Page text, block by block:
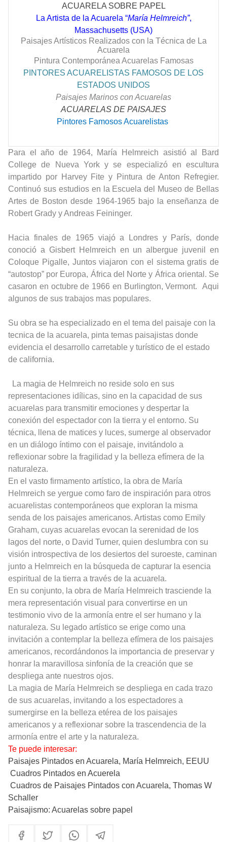
ACUARELA SOBRE PAPEL
La Artista de la Acuarela “María Helmreich”,
Massachusetts (USA)
Paisajes Artísticos Realizados con la Técnica de La
Acuarela
Pintura Contemporánea Acuarelas Famosas
PINTORES ACUARELISTAS FAMOSOS DE LOS
ESTADOS UNIDOS
Paisajes Marinos con Acuarelas
ACUARELAS DE PAISAJES
Pintores Famosos Acuarelistas
Para el año de 1964, María Helmreich asistió al Bard
College de Nueva York y se especializó en escultura
impartido por Harvey Fite y Pintura de Anton Refregier.
Continuó sus estudios en la Escuela del Museo de Bellas
Artes de Boston desde 1964-1965 bajo la enseñanza de
Robert Grady y Andreas Feininger.
Hacia finales de 1965 viajó a Londres y París, donde
conoció a Gisbert Helmreich en un albergue juvenil en
Coloque Pigalle, Juntos viajaron con el sistema gratis de
“autostop” por Europa, África del Norte y África oriental. Se
casaron en octubre de 1966 en Burlington, Vermont. Aqui
algunos de sus trabajos mas populares.
Su obra se ha especializado en el tema del paisaje con la
tecnica de la acuarela, pinta temas paisajistas donde
evidencia el desarrollo carretable y turístico de el estado
de california.
La magia de Helmreich no reside solo en sus
representaciones idílicas, sino en la capacidad de sus
acuarelas para transmitir emociones y despertar la
conexión del espectador con la tierra y el entorno. Su
técnica, llena de matices y luces, sumerge al observador
en un diálogo íntimo con el paisaje, invitándolo a
reflexionar sobre la fragilidad y la belleza efímera de la
naturaleza.
En el vasto firmamento artístico, la obra de María
Helmreich se yergue como faro de inspiración para otros
acuarelistas contemporáneos que exploran la misma
senda de los paisajes americanos. Artistas como Emily
Graham, cuyas acuarelas evocan la serenidad de los
lagos del norte, o David Turner, quien deslumbra con su
visión introspectiva de los desiertos del suroeste, caminan
junto a Helmreich en la búsqueda de capturar la esencia
espiritual de la tierra a través de la acuarela.
En su conjunto, la obra de María Helmreich trasciende la
mera representación visual para convertirse en un
testimonio vivo de la armonía entre el ser humano y la
naturaleza. Su legado artístico se erige como una
invitación a contemplar la belleza efímera de los paisajes
americanos, recordándonos la importancia de preservar y
honrar la maravillosa sinfonía de la creación que se
despliega ante nuestros ojos.
La magia de María Helmreich se despliega en cada trazo
de sus acuarelas, invitando a los espectadores a
sumergirse en la belleza etérea de los paisajes
americanos y a reflexionar sobre la trascendencia de la
armonía entre el arte y la naturaleza.
Te puede interesar:
Paisajes Pintados en Acuarela, María Helmreich, EEUU
Cuadros Pintados en Acuerela
Cuadros de Paisajes Pintados con Acuarela, Thomas W
Schaller
Paisajismo: Acuarelas sobre papel